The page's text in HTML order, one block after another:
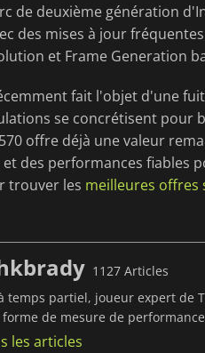
de deuxième génération
des mises à jour
et Frame Generation
fait l'objet d'une
se concrétisent pour
offre déjà une valeur
et des performances
trouver les meilleures offres
1127 Articles
temps partiel, joueur expert de
de mesure de
les articles